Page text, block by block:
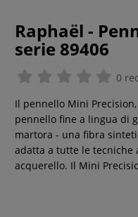
Raphaël -
serie 89406
0
Il pennello Mini
pennello fine a lingua di
martora - una fibra
adatta a tutte le tecniche
acquerello. Il Mini